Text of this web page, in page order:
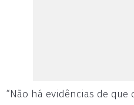
“Não há evidências de